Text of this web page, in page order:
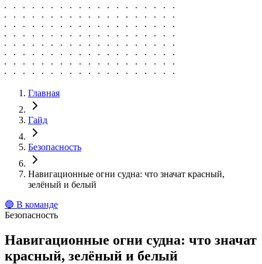
Главная
Гайд
Безопасность
Навигационные огни судна: что значат красный,
зелёный и белый
🔵 В команде
Безопасность
Навигационные огни судна: что значат
красный, зелёный и белый